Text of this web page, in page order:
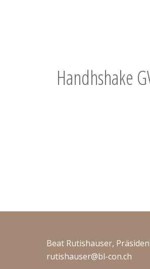
Handhshake
Beat Rutishauser,
rutishauser@bl-con.ch